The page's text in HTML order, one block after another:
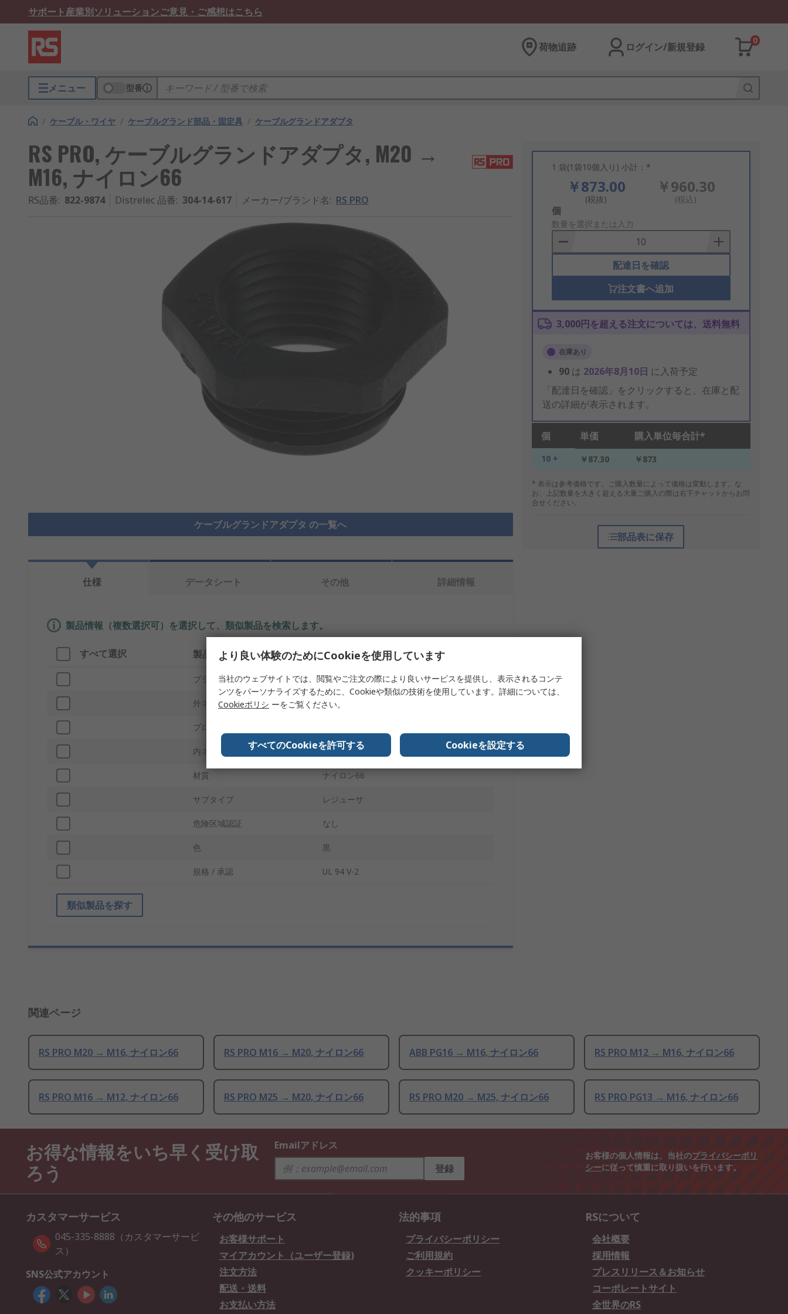
サポート産業別ソリューションご意見・ご感想はこちら
荷物追跡 ログイン/新規登録
0
メニュー 型番
/ ケーブル・ワイヤ / ケーブルグランド部品・固定具 / ケーブルグランドアダプタ
RS PRO, ケーブルグランドアダプタ, M20 →
M16, ナイロン66
RS品番: 822-9874 Distrelec 品番: 304-14-617 メーカー/ブランド名: RS PRO
ケーブルグランドアダプタ の一覧へ
1 袋(1袋10個入り) 小計：*
￥873.00
(税抜)
￥960.30
(税込)
Add
to
Basket
個
数量を選択または入力
配達日を確認
注文書へ追加
3,000円を超える注文については、送料無料
在庫あり
90 は 2026年8月10日 に入荷予定
「配達日を確認」をクリックすると、在庫と配
送の詳細が表示されます。
個 単価 購入単位毎合計*
10 + ￥87.30 ￥873
* 表示は参考価格です。ご購入数量によって価格は変動します。な
お、上記数量を大きく超える大量ご購入の際は右下チャットからお問
合せください。
部品表に保存
仕様 データシート その他 詳細情報
製品情報（複数選択可）を選択して、類似製品を検索します。
すべて選択 製品情報 内容
ブランド RS PRO
外ネジ径 M20
プロダクトタイプ
内ネジ径 M16
材質 ナイロン66
サブタイプ レジューサ
危険区域認証 なし
色 黒
規格 / 承認 UL 94 V-2
類似製品を探す
関連ページ
RS PRO M20 → M16, ナイロン66 RS PRO M16 → M20, ナイロン66 ABB PG16 → M16, ナイロン66 RS PRO M12 → M16, ナイロン66
RS PRO M16 → M12, ナイロン66 RS PRO M25 → M20, ナイロン66 RS PRO M20 → M25, ナイロン66 RS PRO PG13 → M16, ナイロン66
お得な情報をいち早く受け取
ろう
Emailアドレス
登録
お客様の個人情報は、当社のプライバシーポリ
シーに従って慎重に取り扱いを行います。
カスタマーサービス
045-335-8888（カスタマーサービ
ス）
SNS公式アカウント
その他のサービス
お客様サポート
マイアカウント（ユーザー登録)
注文方法
配送・送料
お支払い方法
法的事項
プライバシーポリシー
ご利用規約
クッキーポリシー
RSについて
会社概要
採用情報
プレスリリース＆お知らせ
コーポレートサイト
全世界のRS
より良い体験のためにCookieを使用しています
当社のウェブサイトでは、閲覧やご注文の際により良いサービスを提供し、表示されるコンテ
ンツをパーソナライズするために、Cookieや類似の技術を使用しています。詳細については、
Cookieポリシ ーをご覧ください。
すべてのCookieを許可する Cookieを設定する